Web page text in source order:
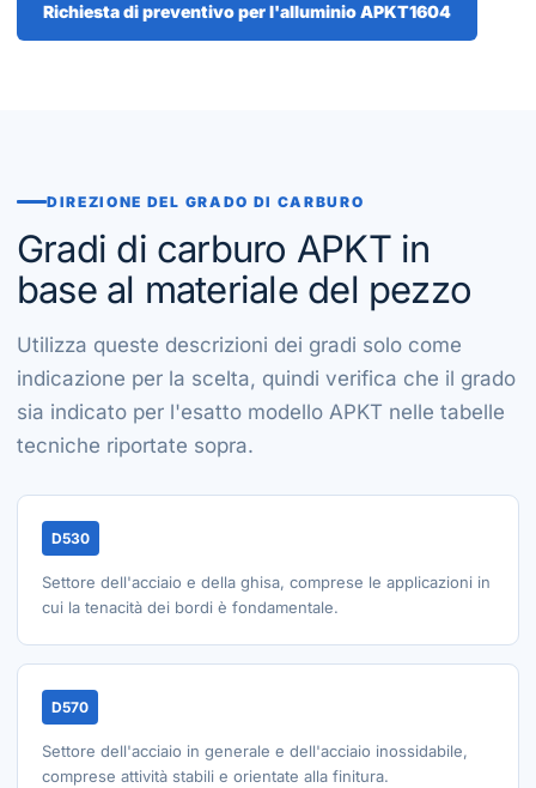
Richiesta di preventivo per l'alluminio APKT1604
DIREZIONE DEL GRADO DI CARBURO
Gradi di carburo APKT in
base al materiale del pezzo
Utilizza queste descrizioni dei gradi solo come
indicazione per la scelta, quindi verifica che il grado
sia indicato per l'esatto modello APKT nelle tabelle
tecniche riportate sopra.
D530
Settore dell'acciaio e della ghisa, comprese le applicazioni in
cui la tenacità dei bordi è fondamentale.
D570
Settore dell'acciaio in generale e dell'acciaio inossidabile,
comprese attività stabili e orientate alla finitura.